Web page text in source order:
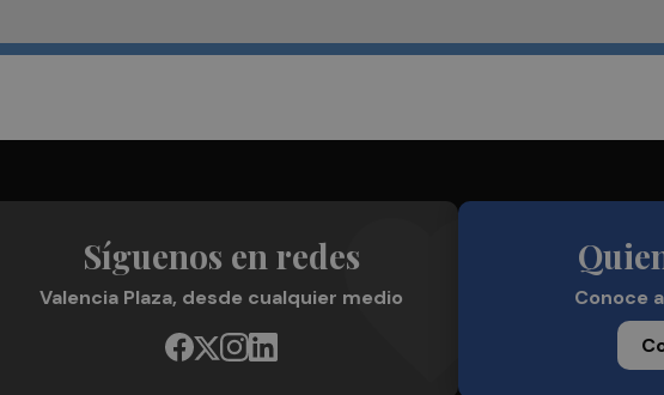
Síguenos en redes
Valencia Plaza, desde cualquier medio
Conoce